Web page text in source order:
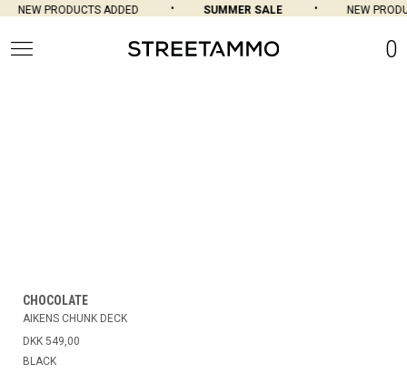
NEW PRODUCTS ADDED SUMMER SALE NEW
0
CHOCOLATE
AIKENS CHUNK DECK
DKK 549,00
BLACK